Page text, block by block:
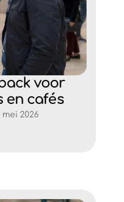
voor
en cafés
mei 2026